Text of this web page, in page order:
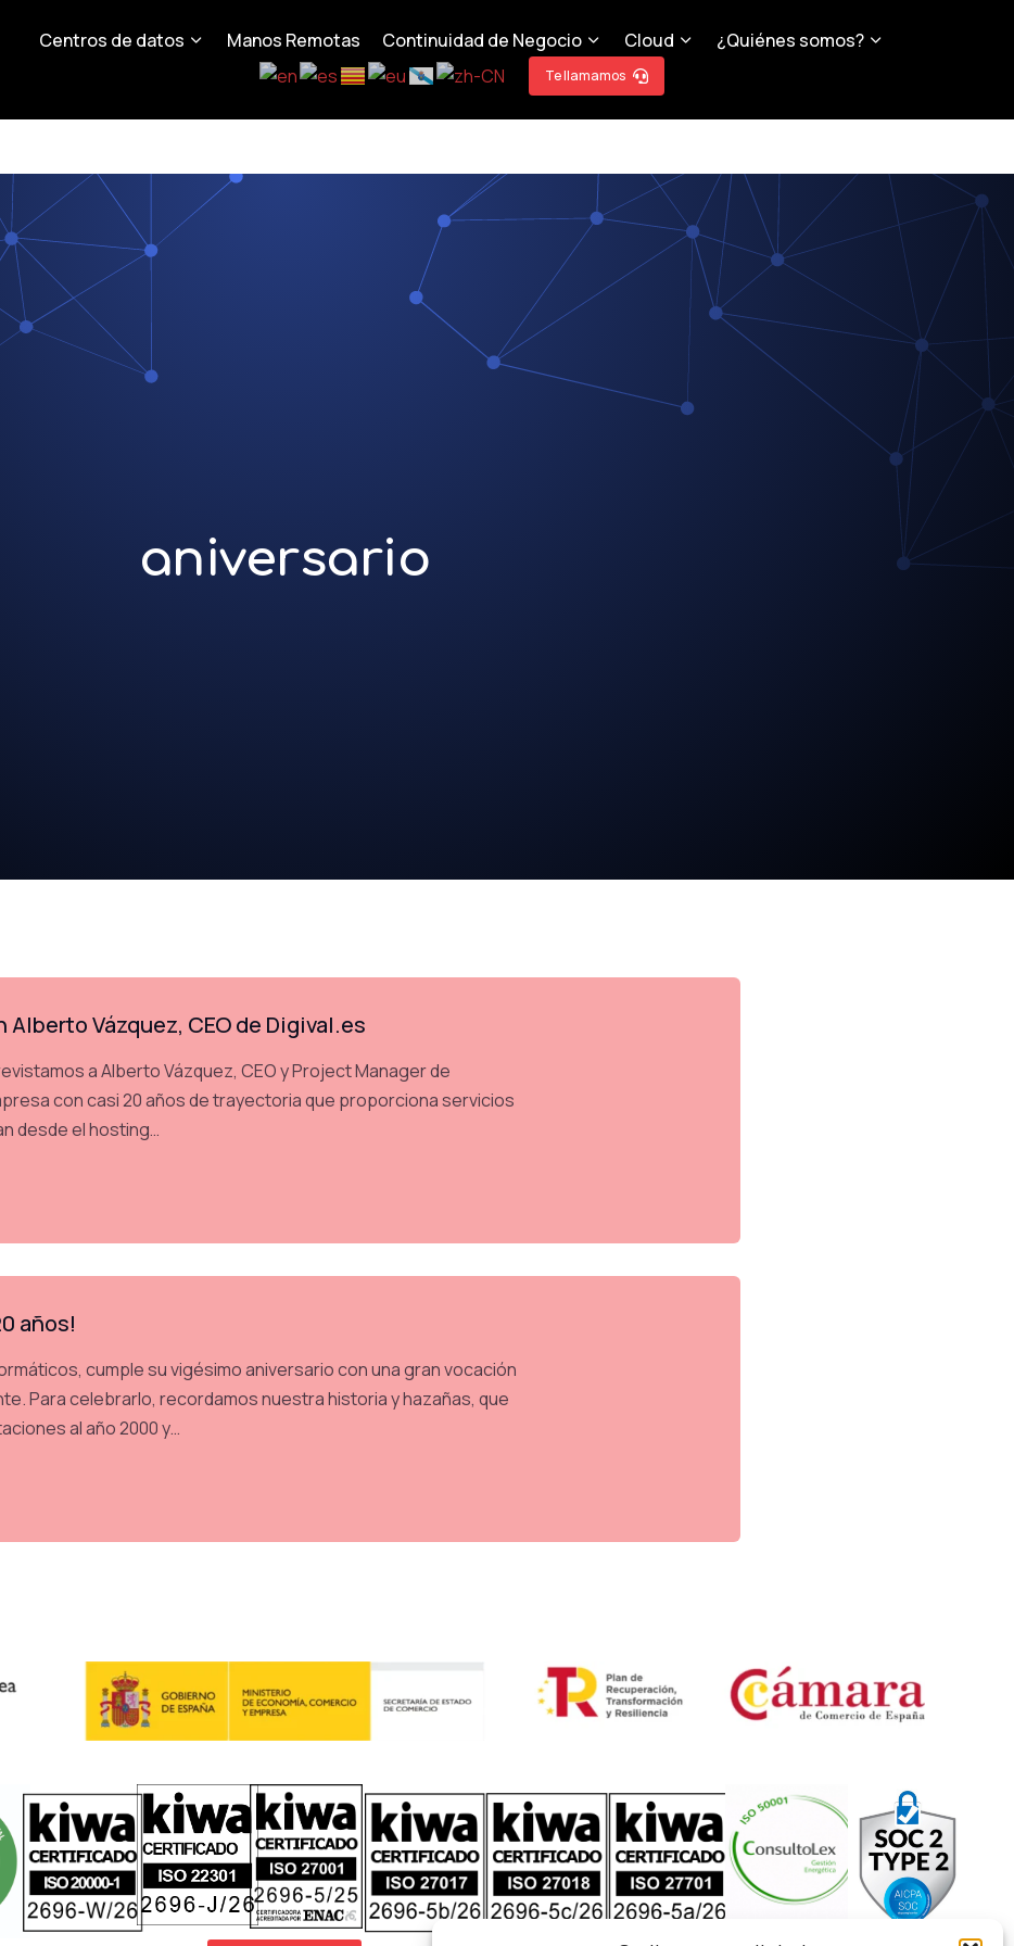
Centros de datos Manos Remotas Continuidad de Negocio Cloud ¿Quiénes somos?
Te llamamos
aniversario
Alberto Vázquez, CEO de Digival.es
a Alberto Vázquez, CEO y Project Manager de
con casi 20 años de trayectoria que proporciona servicios
desde el hosting…
años!
cumple su vigésimo aniversario con una gran vocación
Para celebrarlo, recordamos nuestra historia y hazañas, que
al año 2000 y…